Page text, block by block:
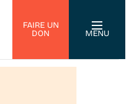
FAIRE UN
DON
MENU